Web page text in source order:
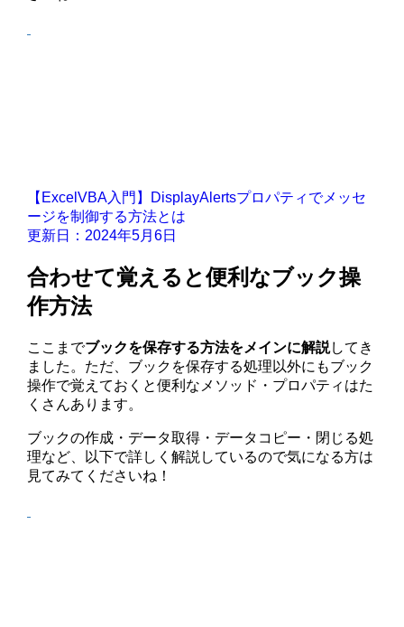
【ExcelVBA入門】DisplayAlertsプロパティでメッセ
ージを制御する方法とは
更新日：2024年5月6日
合わせて覚えると便利なブック操
作方法
ここまでブックを保存する方法をメインに解説してき
ました。ただ、ブックを保存する処理以外にもブック
操作で覚えておくと便利なメソッド・プロパティはた
くさんあります。
ブックの作成・データ取得・データコピー・閉じる処
理など、以下で詳しく解説しているので気になる方は
見てみてくださいね！